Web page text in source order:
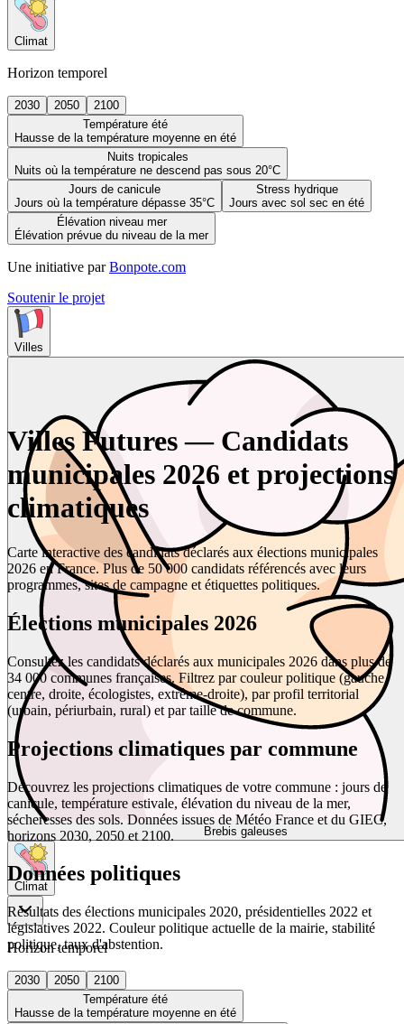
Climat
Horizon temporel
2030 2050
2100
Température été
Hausse de la température moyenne en été
Nuits tropicales
Nuits où la température ne descend pas sous 20°C
Jours de canicule
Jours où la température dépasse 35°C
Stress hydrique
Jours avec sol sec en été
Élévation niveau mer
Élévation prévue du niveau de la mer
Une initiative par Bonpote.com
Soutenir le projet
Villes
Brebis galeuses
Climat
Horizon temporel
2030 2050
2100
Température été
Hausse de la température moyenne en été
Villes Futures — Candidats
municipales 2026 et projections
climatiques
Carte interactive des candidats déclarés aux élections municipales
2026 en France. Plus de 50 000 candidats référencés avec leurs
programmes, sites de campagne et étiquettes politiques.
Élections municipales 2026
Consultez les candidats déclarés aux municipales 2026 dans plus de
34 000 communes françaises. Filtrez par couleur politique (gauche,
centre, droite, écologistes, extrême-droite), par profil territorial
(urbain, périurbain, rural) et par taille de commune.
Projections climatiques par commune
Découvrez les projections climatiques de votre commune : jours de
canicule, température estivale, élévation du niveau de la mer,
sécheresses des sols. Données issues de Météo France et du GIEC,
horizons 2030, 2050 et 2100.
Données politiques
Résultats des élections municipales 2020, présidentielles 2022 et
législatives 2022. Couleur politique actuelle de la mairie, stabilité
politique, taux d'abstention.